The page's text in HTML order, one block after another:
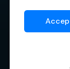
©
This is why
of cookies
,
consent